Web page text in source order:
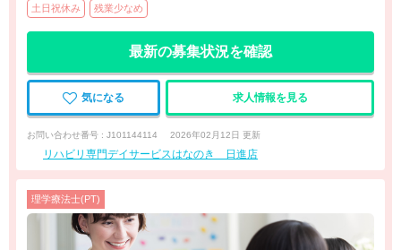
土日祝休み 残業少なめ
最新の募集状況を確認
気になる 求人情報を見る
お問い合わせ番号 : J101144114 2026年02月12日 更新
リハビリ専門デイサービスはなのき 日進店
理学療法士(PT)